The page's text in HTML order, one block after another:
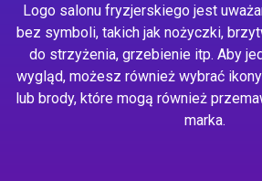
Logo salonu fryzjerskiego jest
bez symboli, takich jak nożyczki,
do strzyżenia, grzebienie itp. Aby
wygląd, możesz również wybrać
lub brody, które mogą również
marka.